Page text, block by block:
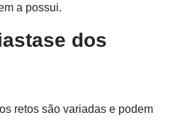
a possui.
dos
retos são variadas e podem